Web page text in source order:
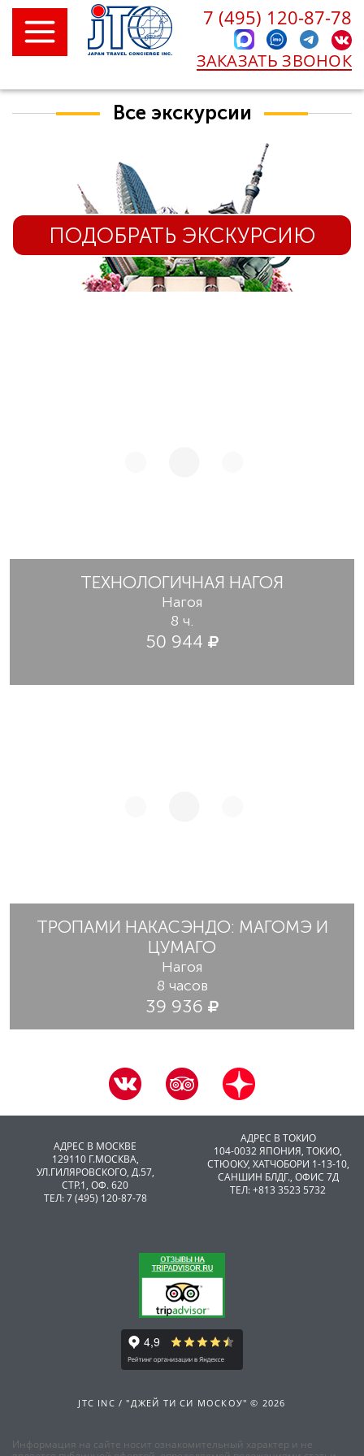
7 (495) 120-87-78
ЗАКАЗАТЬ ЗВОНОК
Все экскурсии
ПОДОБРАТЬ ЭКСКУРСИЮ
ТЕХНОЛОГИЧНАЯ НАГОЯ
Нагоя
8 ч.
50 944
ТРОПАМИ НАКАСЭНДО: МАГОМЭ И
ЦУМАГО
Нагоя
8 часов
39 936
АДРЕС В МОСКВЕ
129110 Г.МОСКВА,
УЛ.ГИЛЯРОВСКОГО, Д.57,
СТР.1, ОФ. 620
ТЕЛ: 7 (495) 120-87-78
АДРЕС В ТОКИО
104-0032 ЯПОНИЯ, ТОКИО,
CТЮОКУ, ХАТЧОБОРИ 1-13-10,
САНШИН БЛДГ., ОФИС 7Д
ТЕЛ: +813 3523 5732
JTC INC / "ДЖЕЙ ТИ СИ МОСКОУ" © 2026
Информация на сайте носит ознакомительный характер и не